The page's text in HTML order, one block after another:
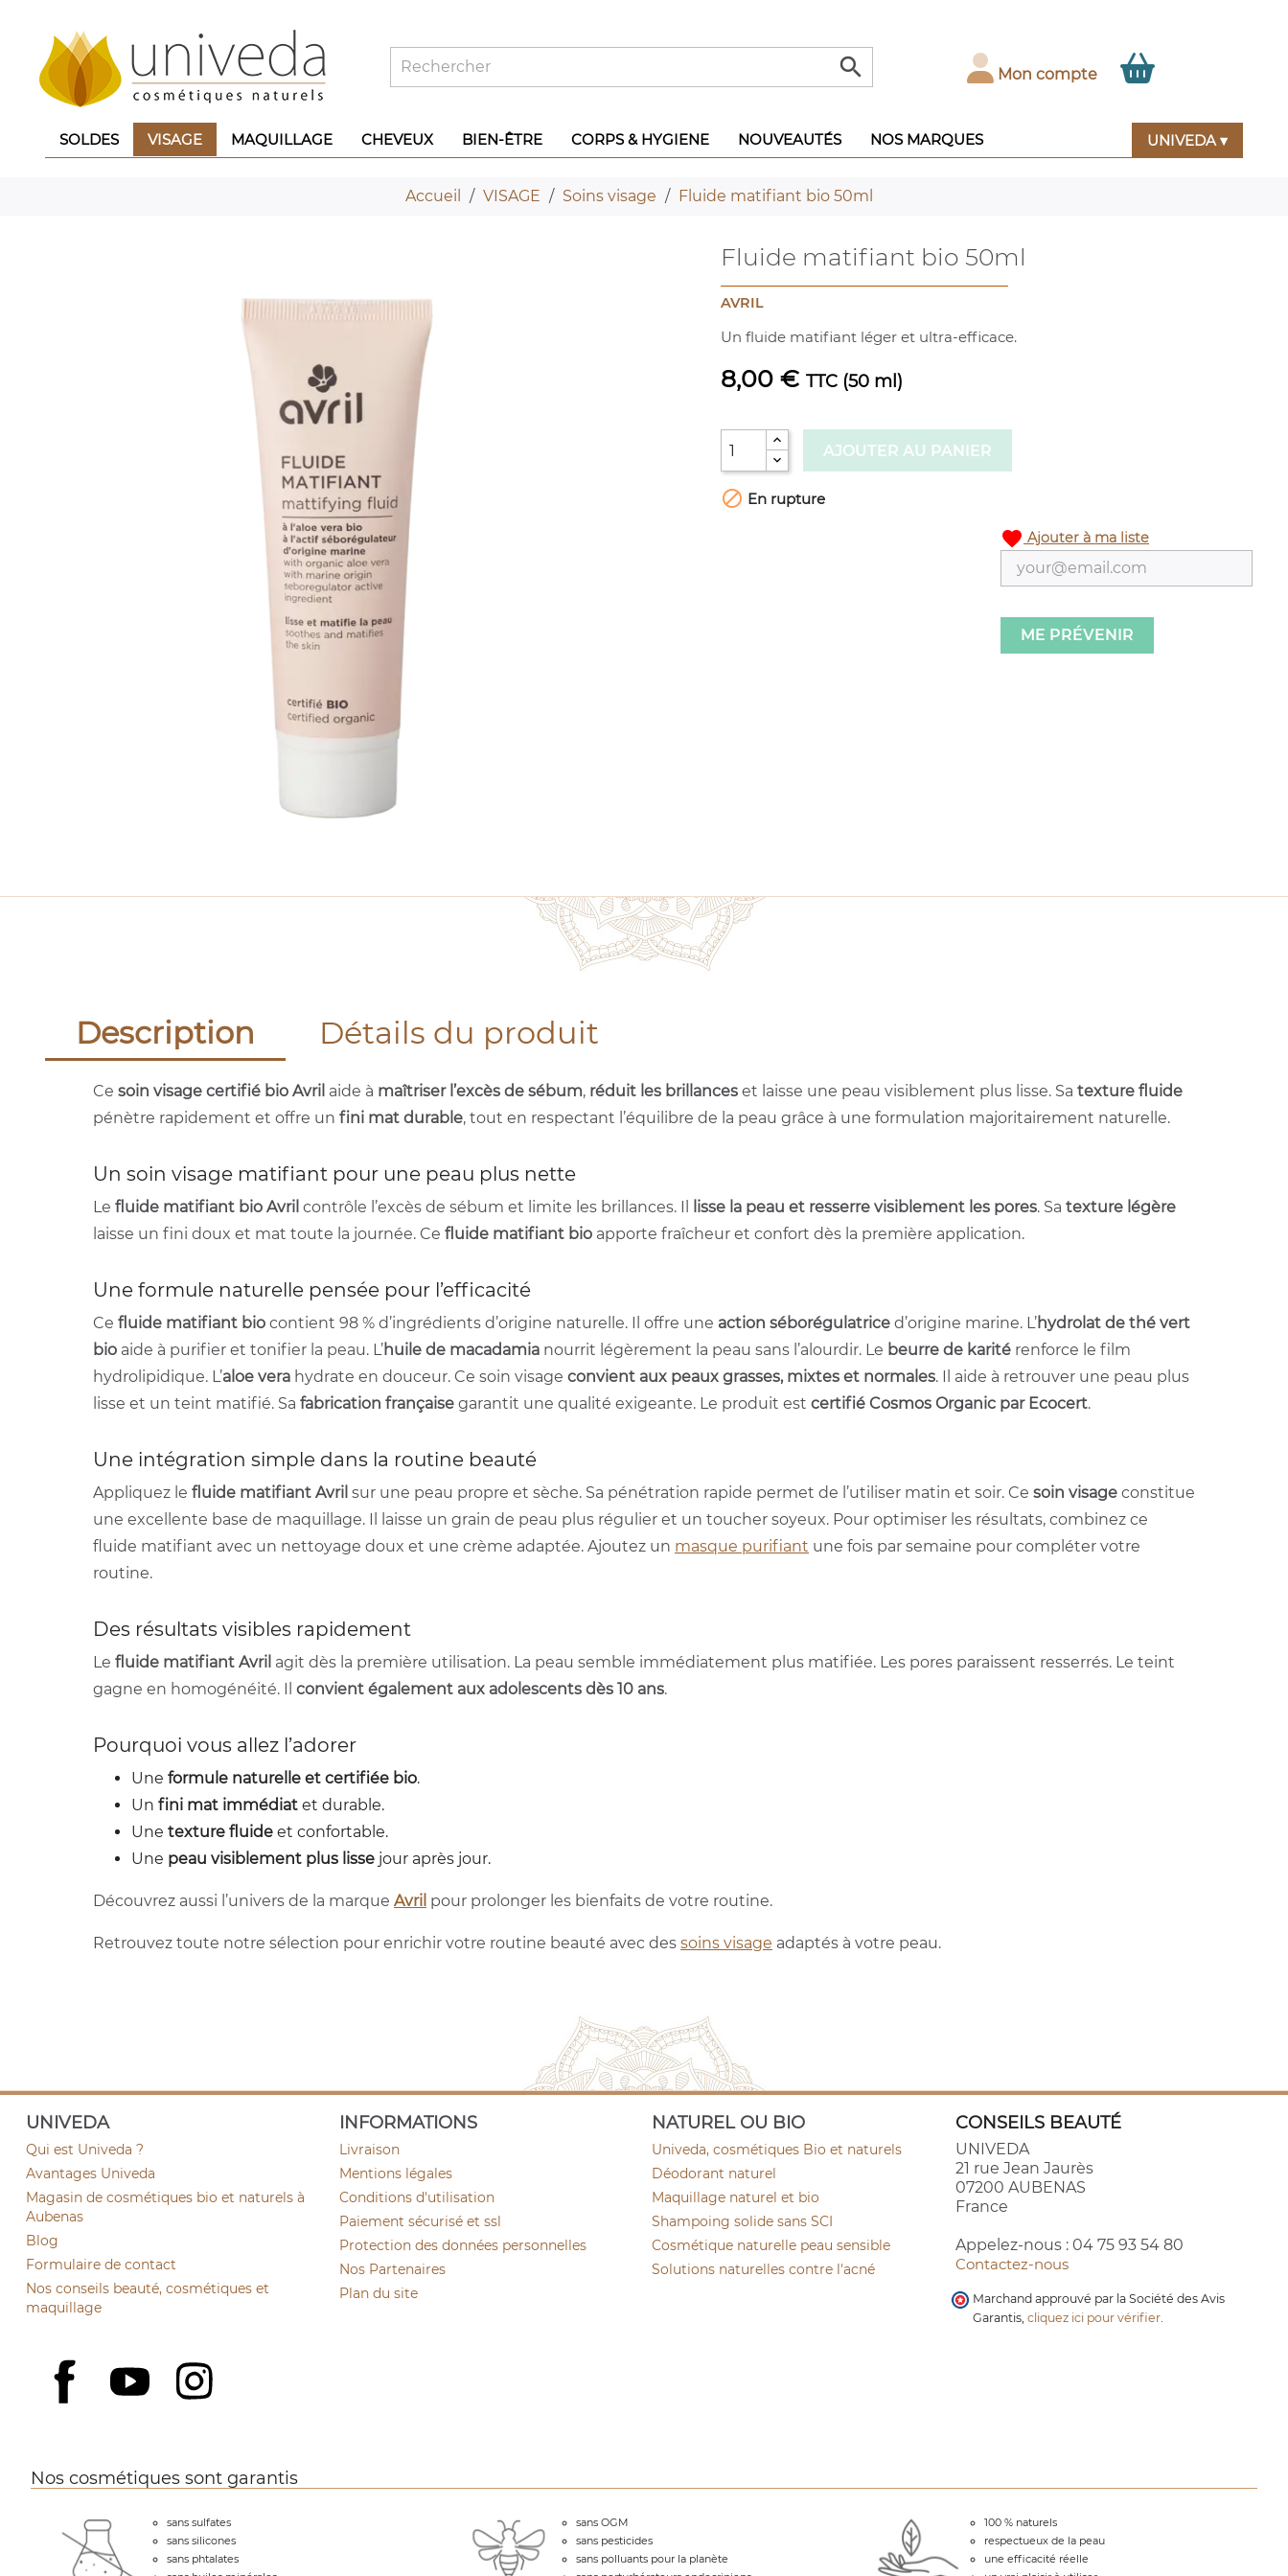
 Mon compte
SOLDES VISAGE MAQUILLAGE CHEVEUX BIEN-ÊTRE CORPS & HYGIENE NOUVEAUTÉS NOS MARQUES UNIVEDA ▾
Accueil VISAGE Soins visage Fluide matifiant bio 50ml
Fluide matifiant bio 50ml
AVRIL
Un fluide matifiant léger et ultra-efficace.
8,00 € TTC (50 ml)
AJOUTER AU PANIER
 En rupture
favorite Ajouter à ma liste
ME PRÉVENIR
Description Détails du produit
Ce soin visage certifié bio Avril aide à maîtriser l’excès de sébum, réduit les brillances et laisse une peau visiblement plus lisse. Sa texture fluide
pénètre rapidement et offre un fini mat durable, tout en respectant l’équilibre de la peau grâce à une formulation majoritairement naturelle.
Un soin visage matifiant pour une peau plus nette
Le fluide matifiant bio Avril contrôle l’excès de sébum et limite les brillances. Il lisse la peau et resserre visiblement les pores. Sa texture légère
laisse un fini doux et mat toute la journée. Ce fluide matifiant bio apporte fraîcheur et confort dès la première application.
Une formule naturelle pensée pour l’efficacité
Ce fluide matifiant bio contient 98 % d’ingrédients d’origine naturelle. Il offre une action séborégulatrice d’origine marine. L’hydrolat de thé vert
bio aide à purifier et tonifier la peau. L’huile de macadamia nourrit légèrement la peau sans l’alourdir. Le beurre de karité renforce le film
hydrolipidique. L’aloe vera hydrate en douceur. Ce soin visage convient aux peaux grasses, mixtes et normales. Il aide à retrouver une peau plus
lisse et un teint matifié. Sa fabrication française garantit une qualité exigeante. Le produit est certifié Cosmos Organic par Ecocert.
Une intégration simple dans la routine beauté
Appliquez le fluide matifiant Avril sur une peau propre et sèche. Sa pénétration rapide permet de l’utiliser matin et soir. Ce soin visage constitue
une excellente base de maquillage. Il laisse un grain de peau plus régulier et un toucher soyeux. Pour optimiser les résultats, combinez ce
fluide matifiant avec un nettoyage doux et une crème adaptée. Ajoutez un masque purifiant une fois par semaine pour compléter votre
routine.
Des résultats visibles rapidement
Le fluide matifiant Avril agit dès la première utilisation. La peau semble immédiatement plus matifiée. Les pores paraissent resserrés. Le teint
gagne en homogénéité. Il convient également aux adolescents dès 10 ans.
Pourquoi vous allez l’adorer
Une formule naturelle et certifiée bio.
Un fini mat immédiat et durable.
Une texture fluide et confortable.
Une peau visiblement plus lisse jour après jour.
Découvrez aussi l’univers de la marque Avril pour prolonger les bienfaits de votre routine.
Retrouvez toute notre sélection pour enrichir votre routine beauté avec des soins visage adaptés à votre peau.
UNIVEDA
Qui est Univeda ?
Avantages Univeda
Magasin de cosmétiques bio et naturels à
Aubenas
Blog
Formulaire de contact
Nos conseils beauté, cosmétiques et
maquillage
INFORMATIONS
Livraison
Mentions légales
Conditions d'utilisation
Paiement sécurisé et ssl
Protection des données personnelles
Nos Partenaires
Plan du site
NATUREL OU BIO
Univeda, cosmétiques Bio et naturels
Déodorant naturel
Maquillage naturel et bio
Shampoing solide sans SCI
Cosmétique naturelle peau sensible
Solutions naturelles contre l'acné
CONSEILS BEAUTÉ
UNIVEDA
21 rue Jean Jaurès
07200 AUBENAS
France
Appelez-nous : 04 75 93 54 80
Contactez-nous
Facebook
YouTube
Marchand approuvé par la Société des Avis
Garantis, cliquez ici pour vérifier.
Nos cosmétiques sont garantis
sans sulfates
sans silicones
sans phtalates
sans OGM
sans pesticides
sans polluants pour la planète
100 % naturels
respectueux de la peau
une efficacité réelle